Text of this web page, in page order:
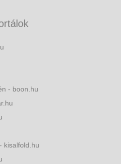
- boon.hu
kisalfold.hu